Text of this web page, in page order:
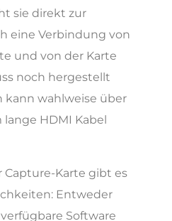
sie direkt zur
eine Verbindung von
und von der Karte
noch hergestellt
kann wahlweise über
HDMI Kabel
Capture-Karte gibt es
Entweder
Software